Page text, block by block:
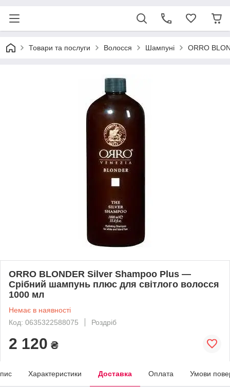
Товари та послуги Волосся Шампуні ORRO
ORRO BLONDER Silver Shampoo Plus —
Срібний шампунь плюс для світлого волосся
1000 мл
Немає в наявності
Код: 0635322588075
Роздріб
2 120 ₴
Характеристики Доставка Оплата Умови